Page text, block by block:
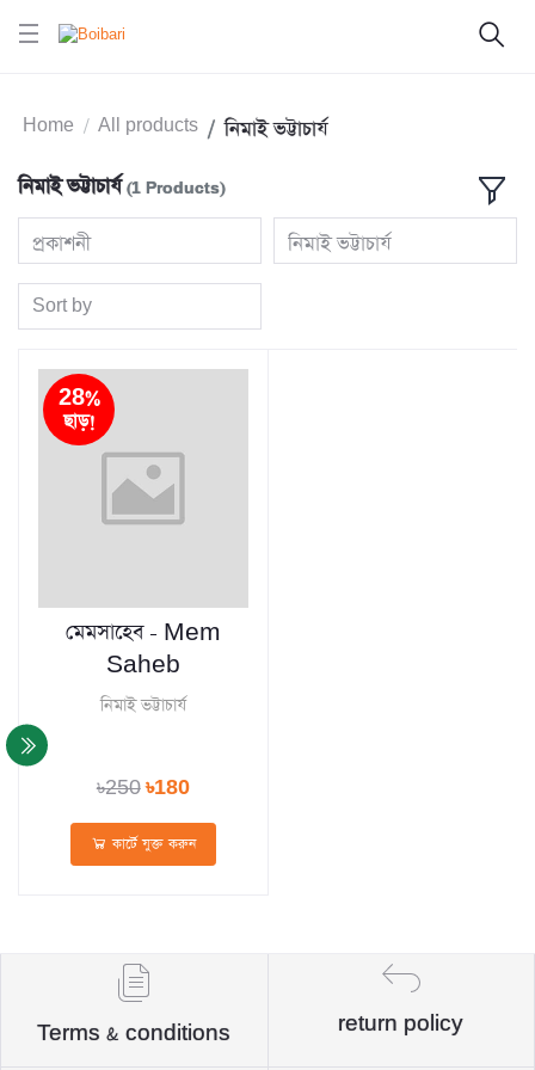
Home All products নিমাই ভট্টাচার্য
নিমাই ভট্টাচার্য(1 Products)
প্রকাশনী নিমাই ভট্টাচার্য
Sort by
28%
ছাড়!
মেমসাহেব - Mem
Saheb
নিমাই ভট্টাচার্য
৳250৳180
কার্টে যুক্ত করুন
Terms & conditions return policy